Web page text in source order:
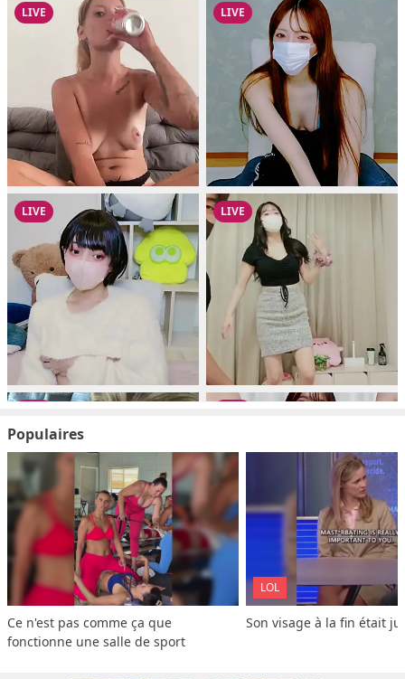
Populaires
Ce n'est pas comme ça que
fonctionne une salle de sport
LOL
Son visage à la fin était